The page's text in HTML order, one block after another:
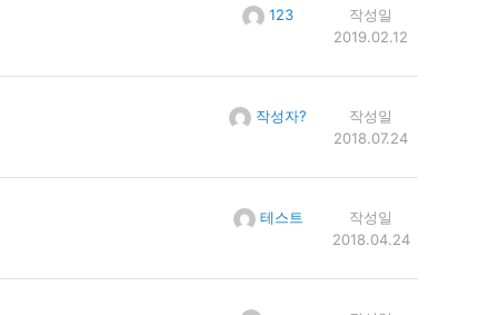
123
작성일
2019.02.12
작성자?
작성일
2018.07.24
테스트
작성일
2018.04.24